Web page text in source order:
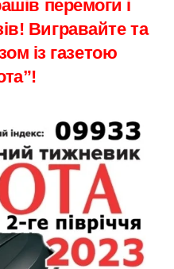
перемоги і
Вигравайте та
із газетою